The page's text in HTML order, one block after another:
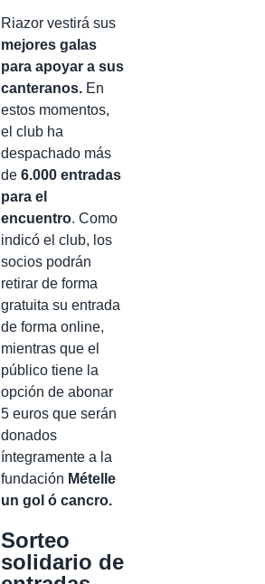
Riazor vestirá sus
mejores galas
para apoyar a sus
canteranos. En
estos momentos,
el club ha
despachado más
de 6.000 entradas
para el
encuentro. Como
indicó el club, los
socios podrán
retirar de forma
gratuita su entrada
de forma online,
mientras que el
público tiene la
opción de abonar
5 euros que serán
donados
íntegramente a la
fundación Mételle
un gol ó cancro.
Sorteo
solidario de